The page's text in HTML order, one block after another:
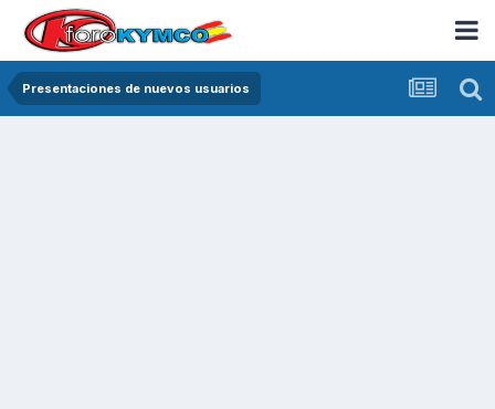
Presentaciones de nuevos usuarios